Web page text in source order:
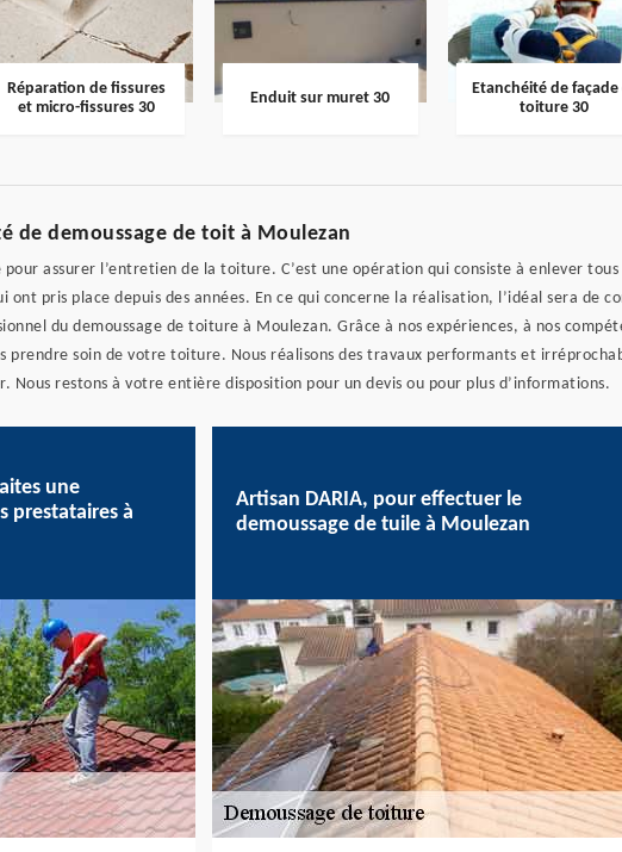
Réparation de fissures
et micro-fissures 30
Enduit sur muret 30
Etanchéité de façade
toiture 30
de demoussage de toit à Moulezan
assurer l’entretien de la toiture. C’est une opération qui consiste à enlever tous
ont pris place depuis des années. En ce qui concerne la réalisation, l’idéal sera de
du demoussage de toiture à Moulezan. Grâce à nos expériences, à nos
prendre soin de votre toiture. Nous réalisons des travaux performants et
Nous restons à votre entière disposition pour un devis ou pour plus d’informations.
une
prestataires à
Artisan DARIA, pour effectuer le
demoussage de tuile à Moulezan